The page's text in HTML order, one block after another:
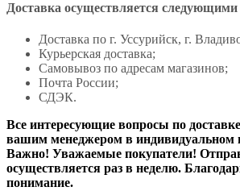
Доставка осуществляется следующими
Доставка по г. Уссурийск, г.
Курьерская доставка;
Самовывоз по адресам магазинов;
Почта России;
СДЭК.
Все интересующие вопросы по
вашим менеджером в индивидуальном
Важно! Уважаемые покупатели!
осуществляется раз в неделю.
понимание.